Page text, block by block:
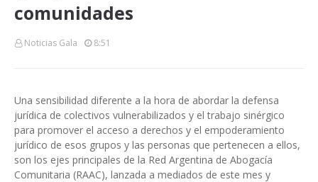
comunidades
Noticias Gala 8:51
Una sensibilidad diferente a la hora de abordar la defensa
jurídica de colectivos vulnerabilizados y el trabajo sinérgico
para promover el acceso a derechos y el empoderamiento
jurídico de esos grupos y las personas que pertenecen a ellos,
son los ejes principales de la Red Argentina de Abogacía
Comunitaria (RAAC), lanzada a mediados de este mes y